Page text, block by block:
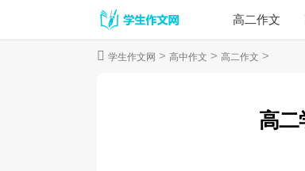
高二作文
学生作文网 > 高中作文 > 高二作文 >
高二